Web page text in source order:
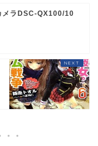
メラDSC-QX100/10